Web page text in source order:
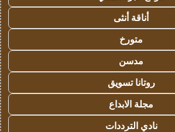
أناقة أنثى
متورخ
مدسن
روتانا تسويق
مجلة الابداع
نادي الترددات